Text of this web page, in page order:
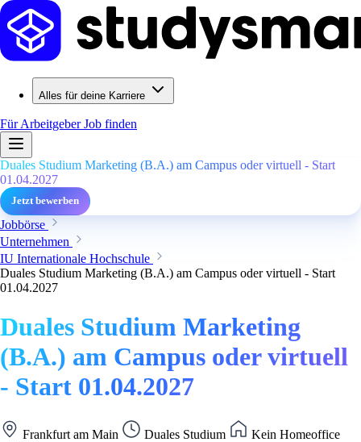
Alles für deine Karriere
Für ArbeitgeberJob finden
Duales Studium Marketing (B.A.) am Campus oder virtuell - Start
01.04.2027
Jetzt bewerben
Jobbörse
Unternehmen
IU Internationale Hochschule
Duales Studium Marketing (B.A.) am Campus oder virtuell - Start
01.04.2027
Duales Studium Marketing
(B.A.) am Campus oder virtuell
- Start 01.04.2027
Frankfurt am Main Duales Studium
Kein Homeoffice